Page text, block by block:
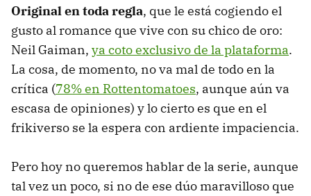
Original en toda regla, que le está cogiendo el
gusto al romance que vive con su chico de oro:
Neil Gaiman, ya coto exclusivo de la plataforma.
La cosa, de momento, no va mal de todo en la
crítica (78% en Rottentomatoes, aunque aún va
escasa de opiniones) y lo cierto es que en el
frikiverso se la espera con ardiente impaciencia.
Pero hoy no queremos hablar de la serie, aunque
tal vez un poco, si no de ese dúo maravilloso que